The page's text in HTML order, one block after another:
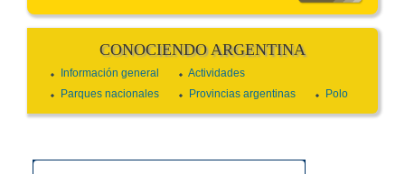
CONOCIENDO ARGENTINA
Información general
Actividades
Parques nacionales
Provincias argentinas Polo